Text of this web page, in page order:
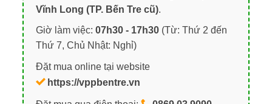
Vĩnh Long (TP. Bến Tre cũ).
Giờ làm việc: 07h30 - 17h30(Từ: Thứ 2 đến
Thứ 7, Chủ Nhật: Nghỉ)
Đặt mua online tại website
https://vppbentre.vn